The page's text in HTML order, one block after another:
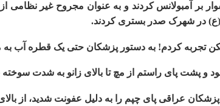
سمنان
سیستان و بلوچستان
فارس
قزوین
بر آمبولانس کردند و به عنوان مجروح غیر
در شهرک صدر بستری کردند.
تجربه کردم! به دستور پزشکان حتی یک قطره آب به
و پشت پای راستم از مچ تا بالای زانو به شدت
عراقی پای چپم را به دلیل عفونت شدید، از